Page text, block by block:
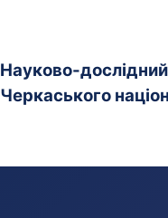
Науково-дослідний
Черкаського